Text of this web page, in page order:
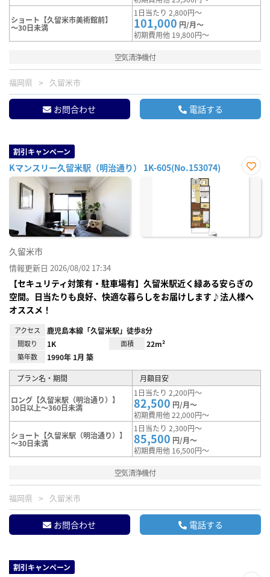
ショート【久留米市美術館前】
～30日未満
1日当たり 2,800円～
101,000 円/月～
初期費用他 19,800円～
空気清浄機付
福岡県 久留米市
お問合わせ 電話する
割引キャンペーン
Kマンスリー久留米駅（明治通り） 1K-605(No.153074)
お気
久留米市
情報更新日 2026/08/02 17:34
【セキュリティ対策有・駐車場有】久留米駅近く緑ある安らぎの
空間。日当たりも良好、快適な暮らしをお届けします♪法人様へ
オススメ！
アクセス 鹿児島本線「久留米駅」徒歩8分
間取り 1K 面積 22m²
築年数 1990年 1月 築
プラン名・期間 月額目安
ロング【久留米駅（明治通り）】
30日以上～360日未満
1日当たり 2,200円～
82,500 円/月～
初期費用他 22,000円～
ショート【久留米駅（明治通り）】
～30日未満
1日当たり 2,300円～
85,500 円/月～
初期費用他 16,500円～
空気清浄機付
福岡県 久留米市
お問合わせ 電話する
割引キャンペーン